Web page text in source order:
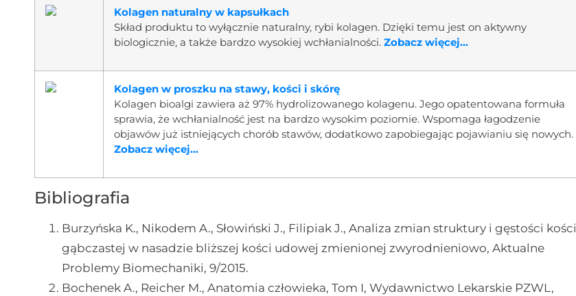
Kolagen naturalny w kapsułkach
Skład produktu to wyłącznie naturalny, rybi kolagen. Dzięki temu jest on aktywny
biologicznie, a także bardzo wysokiej wchłanialności.Zobacz więcej...
Kolagen w proszku na stawy, kości i skórę
Kolagen bioalgi zawiera aż 97% hydrolizowanego kolagenu. Jego opatentowana formuła
sprawia, że wchłanialność jest na bardzo wysokim poziomie. Wspomaga łagodzenie
objawów już istniejących chorób stawów, dodatkowo zapobiegając pojawianiu się nowych.
Zobacz więcej...
Bibliografia
Burzyńska K., Nikodem A., Słowiński J., Filipiak J., Analiza zmian struktury i gęstości kości
gąbczastej w nasadzie bliższej kości udowej zmienionej zwyrodnieniowo, Aktualne
Problemy Biomechaniki, 9/2015.
Bochenek A., Reicher M., Anatomia człowieka, Tom I, Wydawnictwo Lekarskie PZWL,